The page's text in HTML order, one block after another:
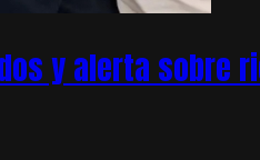
y alerta sobre